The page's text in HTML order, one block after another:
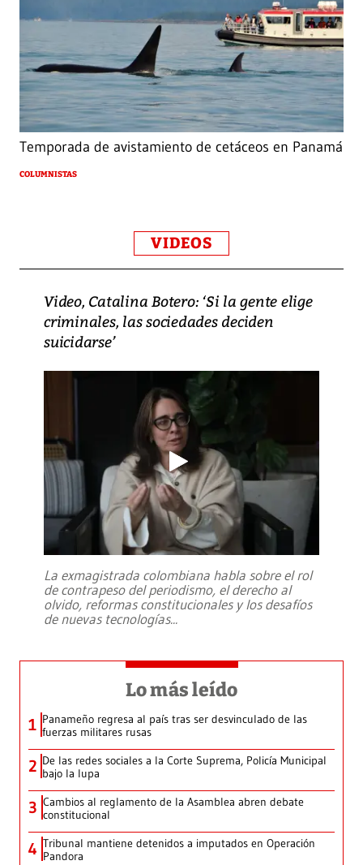
Temporada de avistamiento de cetáceos en Panamá
COLUMNISTAS
VIDEOS
Video, Catalina Botero: ‘Si la gente elige
criminales, las sociedades deciden
suicidarse’
La exmagistrada colombiana habla sobre el rol
de contrapeso del periodismo, el derecho al
olvido, reformas constitucionales y los desafíos
de nuevas tecnologías...
Lo más leído
1 Panameño regresa al país tras ser desvinculado de las
fuerzas militares rusas
2 De las redes sociales a la Corte Suprema, Policía Municipal
bajo la lupa
3 Cambios al reglamento de la Asamblea abren debate
constitucional
4 Tribunal mantiene detenidos a imputados en Operación
Pandora